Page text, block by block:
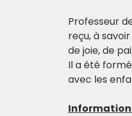
Professeur
reçu, à
de joie, de
Il a été
avec les